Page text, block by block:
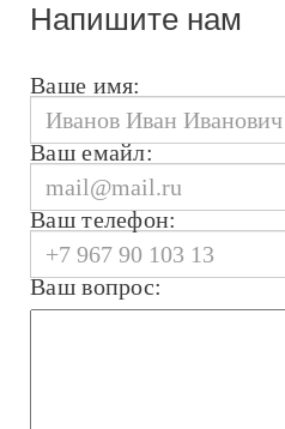
Напишите нам
Ваше имя:
Ваш емайл:
Ваш телефон:
Ваш вопрос: